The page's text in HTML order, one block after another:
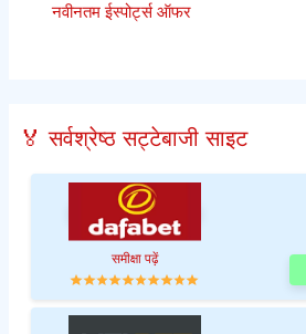
नवीनतम ईस्पोर्ट्स ऑफर
🏅 सर्वश्रेष्ठ सट्टेबाजी साइट
समीक्षा पढ़ें